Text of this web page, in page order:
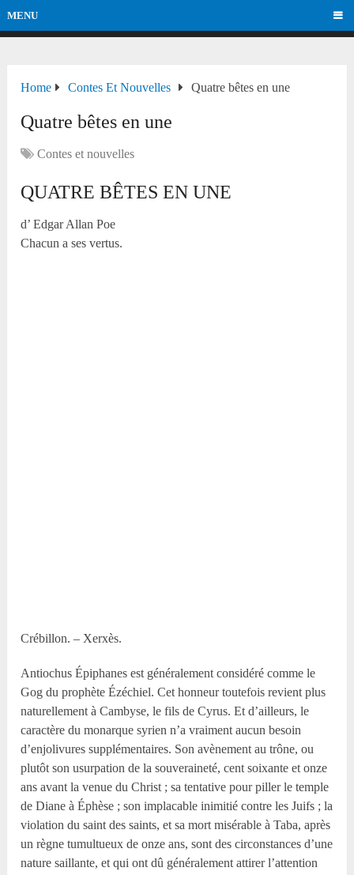
MENU
Home Contes Et Nouvelles Quatre bêtes en une
Quatre bêtes en une
Contes et nouvelles
QUATRE BÊTES EN UNE
d’ Edgar Allan Poe
Chacun a ses vertus.
Crébillon. – Xerxès.
Antiochus Épiphanes est généralement considéré comme le
Gog du prophète Ézéchiel. Cet honneur toutefois revient plus
naturellement à Cambyse, le fils de Cyrus. Et d’ailleurs, le
caractère du monarque syrien n’a vraiment aucun besoin
d’enjolivures supplémentaires. Son avènement au trône, ou
plutôt son usurpation de la souveraineté, cent soixante et onze
ans avant la venue du Christ ; sa tentative pour piller le temple
de Diane à Éphèse ; son implacable inimitié contre les Juifs ; la
violation du saint des saints, et sa mort misérable à Taba, après
un règne tumultueux de onze ans, sont des circonstances d’une
nature saillante, et qui ont dû généralement attirer l’attention